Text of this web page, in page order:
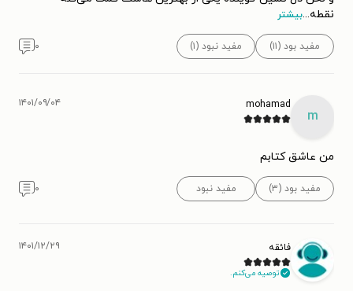
نقطه...بیشتر
مفید بود (۱۱) مفید نبود (۱) ۰
m
mohamad ۱۴۰۱/۰۹/۰۴
من عاشق کتابم
مفید بود (۳) مفید نبود ۰
فائقه
توصیه می‌کنم.
۱۴۰۱/۱۲/۲۹